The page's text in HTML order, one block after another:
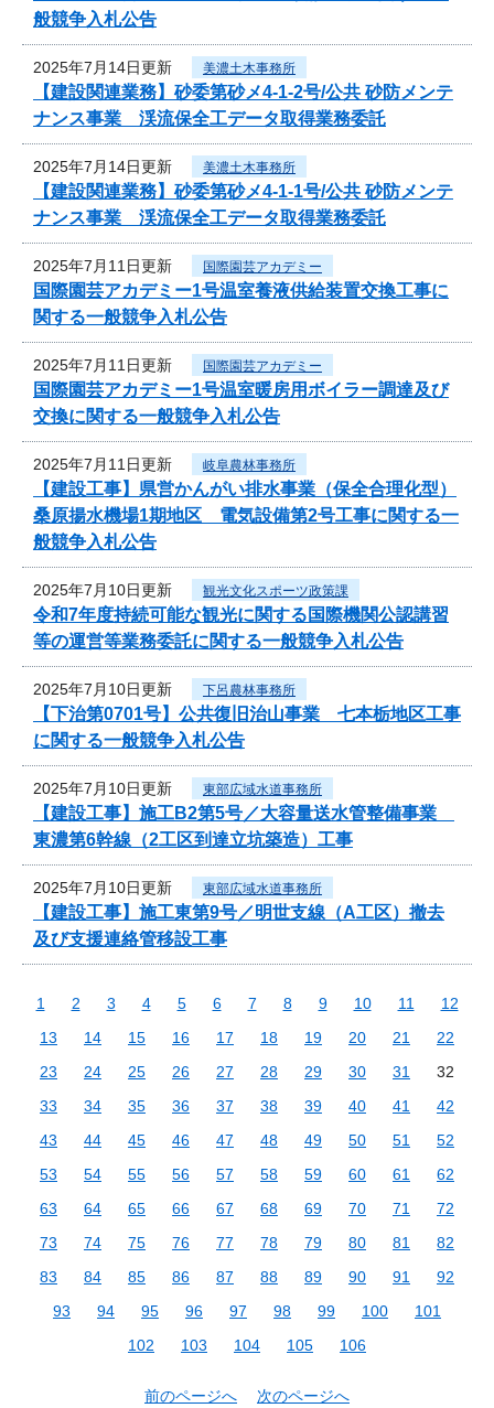
般競争入札公告
2025年7月14日更新 美濃土木事務所
【建設関連業務】砂委第砂メ4-1-2号/公共 砂防メンテ
ナンス事業 渓流保全工データ取得業務委託
2025年7月14日更新 美濃土木事務所
【建設関連業務】砂委第砂メ4-1-1号/公共 砂防メンテ
ナンス事業 渓流保全工データ取得業務委託
2025年7月11日更新 国際園芸アカデミー
国際園芸アカデミー1号温室養液供給装置交換工事に
関する一般競争入札公告
2025年7月11日更新 国際園芸アカデミー
国際園芸アカデミー1号温室暖房用ボイラー調達及び
交換に関する一般競争入札公告
2025年7月11日更新 岐阜農林事務所
【建設工事】県営かんがい排水事業（保全合理化型）
桑原揚水機場1期地区 電気設備第2号工事に関する一
般競争入札公告
2025年7月10日更新 観光文化スポーツ政策課
令和7年度持続可能な観光に関する国際機関公認講習
等の運営等業務委託に関する一般競争入札公告
2025年7月10日更新 下呂農林事務所
【下治第0701号】公共復旧治山事業 七本栃地区工事
に関する一般競争入札公告
2025年7月10日更新 東部広域水道事務所
【建設工事】施工B2第5号／大容量送水管整備事業
東濃第6幹線（2工区到達立坑築造）工事
2025年7月10日更新 東部広域水道事務所
【建設工事】施工東第9号／明世支線（A工区）撤去
及び支援連絡管移設工事
1 2 3 4 5 6 7 8 9 10 11
12
13
14 15 16 17 18 19 20 21
22
23
24 25 26 27 28 29 30 31
32
33
34 35 36 37 38 39 40 41
42
43
44 45 46 47 48 49 50 51
52
53
54 55 56 57 58 59 60 61
62
63
64 65 66 67 68 69 70 71
72
73
74 75 76 77 78 79 80 81
82
83
84 85 86 87 88 89 90 91
92
93
94 95 96 97 98 99 100
101
102
103 104 105 106
前のページへ 次のページへ